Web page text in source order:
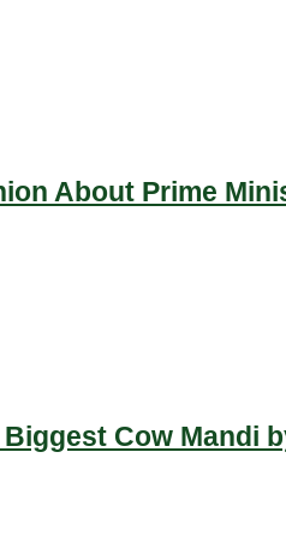
About Prime
Cow Mandi